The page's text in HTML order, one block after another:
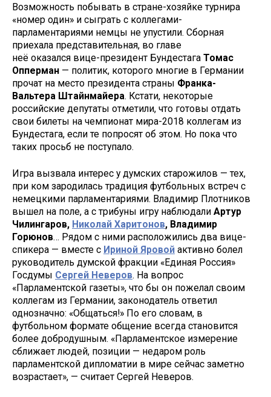
Возможность побывать в стране-хозяйке турнира
«номер один» и сыграть с коллегами-
парламентариями немцы не упустили. Сборная
приехала представительная, во главе
неё оказался вице-президент Бундестага Томас
Опперман — политик, которого многие в Германии
прочат на место президента страны Франка-
Вальтера Штайнмайера. Кстати, некоторые
российские депутаты отметили, что готовы отдать
свои билеты на чемпионат мира-2018 коллегам из
Бундестага, если те попросят об этом. Но пока что
таких просьб не поступало.
Игра вызвала интерес у думских старожилов — тех,
при ком зародилась традиция футбольных встреч с
немецкими парламентариями. Владимир Плотников
вышел на поле, а с трибуны игру наблюдали Артур
Чилингаров, Николай Харитонов, Владимир
Горюнов… Рядом с ними расположились два вице-
спикера — вместе с Ириной Яровой активно болел
руководитель думской фракции «Единая Россия»
Госдумы Сергей Неверов. На вопрос
«Парламентской газеты», что бы он пожелал своим
коллегам из Германии, законодатель ответил
однозначно: «Общаться!» По его словам, в
футбольном формате общение всегда становится
более добродушным. «Парламентское измерение
сближает людей, позиции — недаром роль
парламентской дипломатии в мире сейчас заметно
возрастает», — считает Сергей Неверов.